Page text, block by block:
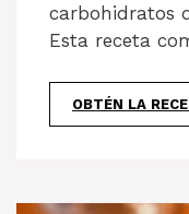
carbohidratos
Esta receta
OBTÉN LA